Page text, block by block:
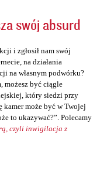
swój absurd
i zgłosił nam swój
na działania
na własnym podwórku?
możesz być ciągle
który siedzi przy
kamer może być w Twojej
to ukazywać?”. Polecamy
czyli inwigilacja z